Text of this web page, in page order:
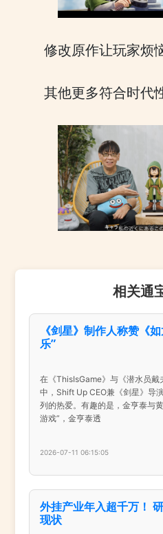
修改原作让玩家烦
其他更多符合时代
相关通
《剑星》制作人称赞《
乐”
在《ThisIsGame》与《潜水员戴
中，Shift Up CEO兼《剑星》导
列的热爱。有趣的是，金亨泰与
游戏”，金亨泰透
2026-07-11 06:15:05
外挂产业年入超千万！
现状